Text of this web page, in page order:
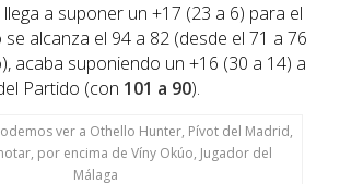
llega a suponer un +17 (23 a 6) para el
alcanza el 94 a 82 (desde el 71 a 76
acaba suponiendo un +16 (30 a 14) a
Partido (con 101 a 90).